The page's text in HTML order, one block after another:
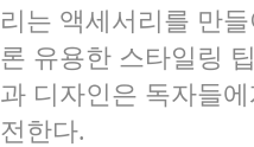
리는 액세서리를 만
론 유용한 스타일링
과 디자인은 독자들에
전한다.